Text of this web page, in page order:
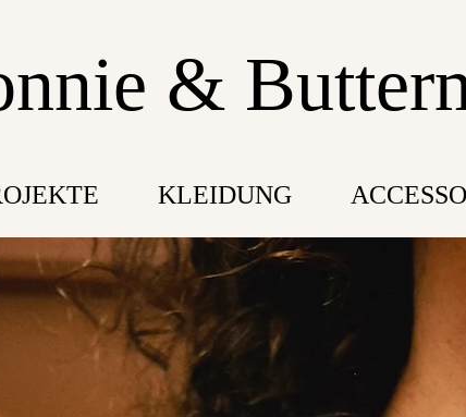
&
KLEIDUNG